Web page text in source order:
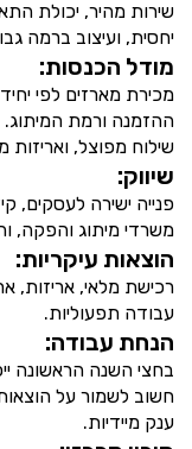
שירות מהיר, יכולת
יחסית, ועיצוב ברמה
מודל הכנסות:
מכירת מארזים לפי
ההזמנה ורמת המיתוג.
שילוח מפוצל, ואריזות
שיווק:
פנייה ישירה לעסקים,
משרדי מיתוג והפקה,
הוצאות עיקריות:
רכישת מלאי, אריזות,
עבודה תפעוליות.
הנחת עבודה:
בחצי השנה הראשונה
חשוב לשמור על
ענק מיידיות.